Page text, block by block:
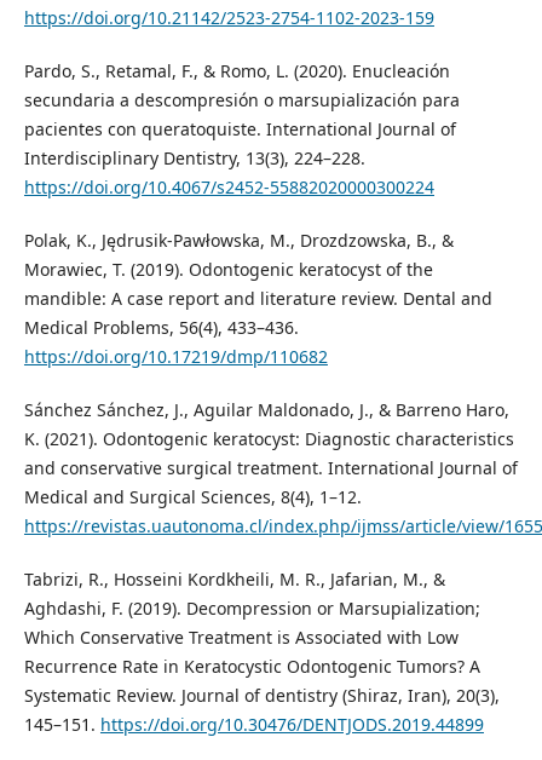
https://doi.org/10.21142/2523-2754-1102-2023-159
Pardo, S., Retamal, F., & Romo, L. (2020). Enucleación
secundaria a descompresión o marsupialización para
pacientes con queratoquiste. International Journal of
Interdisciplinary Dentistry, 13(3), 224–228.
https://doi.org/10.4067/s2452-55882020000300224
Polak, K., Jędrusik-Pawłowska, M., Drozdzowska, B., &
Morawiec, T. (2019). Odontogenic keratocyst of the
mandible: A case report and literature review. Dental and
Medical Problems, 56(4), 433–436.
https://doi.org/10.17219/dmp/110682
Sánchez Sánchez, J., Aguilar Maldonado, J., & Barreno Haro,
K. (2021). Odontogenic keratocyst: Diagnostic characteristics
and conservative surgical treatment. International Journal of
Medical and Surgical Sciences, 8(4), 1–12.
https://revistas.uautonoma.cl/index.php/ijmss/article/view/1655
Tabrizi, R., Hosseini Kordkheili, M. R., Jafarian, M., &
Aghdashi, F. (2019). Decompression or Marsupialization;
Which Conservative Treatment is Associated with Low
Recurrence Rate in Keratocystic Odontogenic Tumors? A
Systematic Review. Journal of dentistry (Shiraz, Iran), 20(3),
145–151. https://doi.org/10.30476/DENTJODS.2019.44899